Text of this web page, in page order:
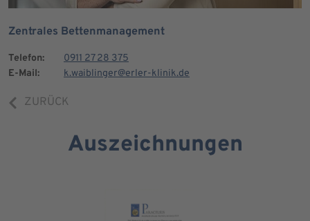
Zentrales Bettenmanagement
Telefon:
0911 27 28 375
E-Mail:
k.waiblinger@erler-klinik.de
ZURÜCK
Auszeichnungen